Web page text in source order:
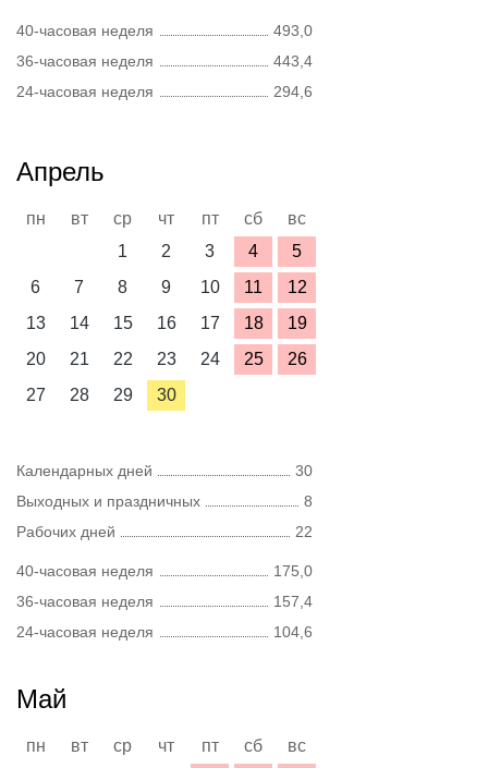
40-часовая неделя
493,0
36-часовая неделя
443,4
24-часовая неделя
294,6
Апрель
пн вт ср чт пт сб
вс
1
2 3 4
5
6
7 8 9 10 11
12
13
14 15 16 17 18
19
20
21 22 23 24 25
26
27
28 29 30
Календарных дней
30
Выходных и праздничных
8
Рабочих дней
22
40-часовая неделя
175,0
36-часовая неделя
157,4
24-часовая неделя
104,6
Май
пн вт ср чт пт сб
вс